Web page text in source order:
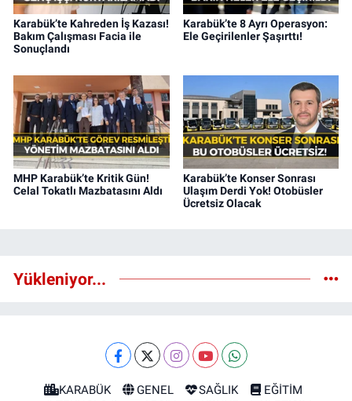
Karabük’te Kahreden İş Kazası!
Bakım Çalışması Facia ile
Sonuçlandı
Karabük’te 8 Ayrı Operasyon:
Ele Geçirilenler Şaşırttı!
MHP Karabük’te Kritik Gün!
Celal Tokatlı Mazbatasını Aldı
Karabük’te Konser Sonrası
Ulaşım Derdi Yok! Otobüsler
Ücretsiz Olacak
Yükleniyor...
KARABÜK GENEL SAĞLIK
EĞİTİM